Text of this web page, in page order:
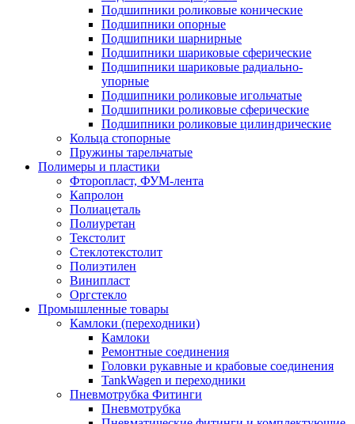
Подшипники роликовые конические
Подшипники опорные
Подшипники шарнирные
Подшипники шариковые сферические
Подшипники шариковые радиально-
упорные
Подшипники роликовые игольчатые
Подшипники роликовые сферические
Подшипники роликовые цилиндрические
Кольца стопорные
Пружины тарельчатые
Полимеры и пластики
Фторопласт, ФУМ-лента
Капролон
Полиацеталь
Полиуретан
Текстолит
Стеклотекстолит
Полиэтилен
Винипласт
Оргстекло
Промышленные товары
Камлоки (переходники)
Камлоки
Ремонтные соединения
Головки рукавные и крабовые соединения
TankWagen и переходники
Пневмотрубка Фитинги
Пневмотрубка